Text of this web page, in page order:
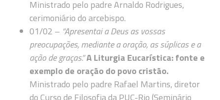
Ministrado pelo padre Arnaldo Rodrigues,
cerimoniário do arcebispo.
01/02 – “Apresentai a Deus as vossas
preocupações, mediante a oração, as súplicas e a
ação de graças.”A Liturgia Eucarística: fonte e
exemplo de oração do povo cristão.
Ministrado pelo padre Rafael Martins, diretor
do Curso de Filosofia da PUC-Rio (Seminário